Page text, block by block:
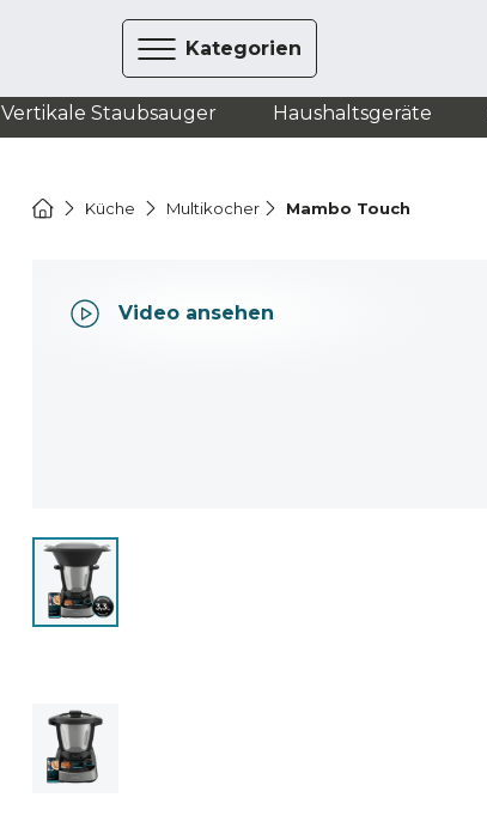
Kategorien
Vertikale Staubsauger Haushaltsgeräte
Küche Multikocher Mambo Touch
Video ansehen